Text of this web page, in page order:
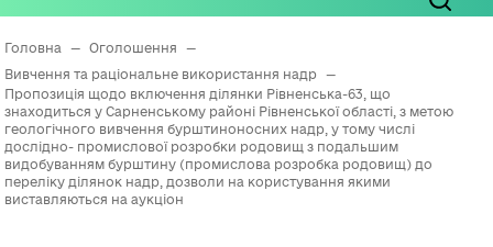
Головна — Оголошення
—
Вивчення та раціональне використання надр
—
Пропозиція щодо включення ділянки Рівненська-63, що
знаходиться у Сарненському районі Рівненської області, з метою
геологічного вивчення бурштиноносних надр, у тому числі
дослідно- промислової розробки родовищ з подальшим
видобуванням бурштину (промислова розробка родовищ) до
переліку ділянок надр, дозволи на користування якими
виставляються на аукціон